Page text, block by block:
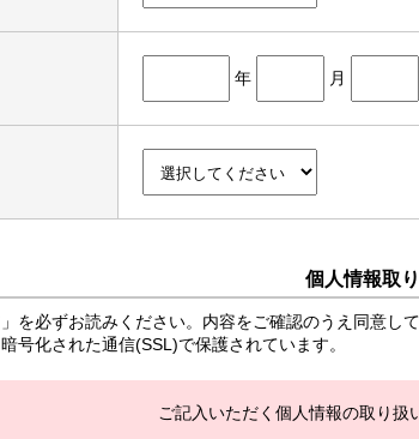
年 月
個人情報取
」を必ずお読みください。内容をご確認のうえ同意
号化された通信(SSL)で保護されています。
ご記入いただく個人情報の取り扱